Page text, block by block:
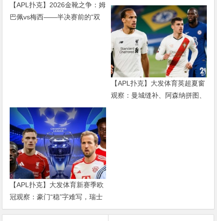
【APL扑克】2026金靴之争：姆
巴佩vs梅西——半决赛前的“双
输球，现代足球早已不是“球权
游戏”
【APL扑克】大发体育英超夏窗
观察：曼城缝补、阿森纳拼图、
【APL扑克】大发体育新赛季欧
冠观察：豪门“稳”字难写，瑞士
轮赛制让每一场都变成生死